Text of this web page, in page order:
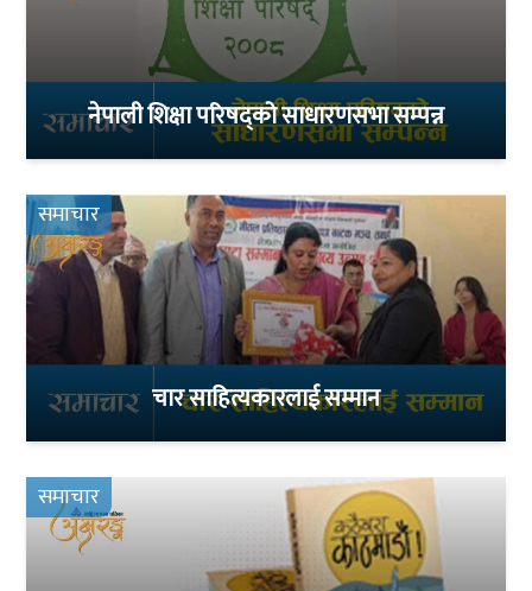
नेपाली शिक्षा परिषद्को साधारणसभा सम्पन्न
समाचार
चार साहित्यकारलाई सम्मान
समाचार